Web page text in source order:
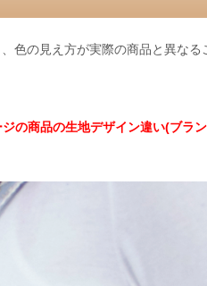
色の見え方が実際の商品と異なる
の商品の生地デザイン違い(ブラ